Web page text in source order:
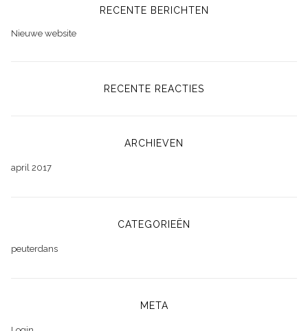
RECENTE BERICHTEN
Nieuwe website
RECENTE REACTIES
ARCHIEVEN
april 2017
CATEGORIEËN
peuterdans
META